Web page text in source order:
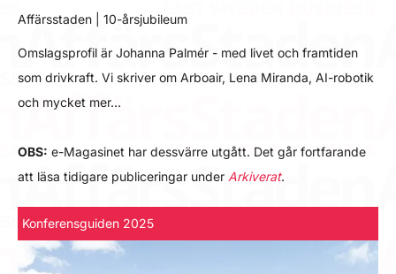
Affärsstaden | 10-årsjubileum
Omslagsprofil är Johanna Palmér - med livet och framtiden
som drivkraft. Vi skriver om Arboair, Lena Miranda, AI-robotik
och mycket mer…
OBS: e-Magasinet har dessvärre utgått. Det går fortfarande
att läsa tidigare publiceringar under Arkiverat.
Konferensguiden 2025